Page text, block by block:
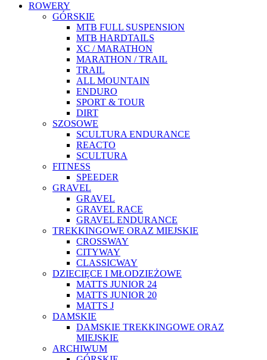
ROWERY
GÓRSKIE
MTB FULL SUSPENSION
MTB HARDTAILS
XC / MARATHON
MARATHON / TRAIL
TRAIL
ALL MOUNTAIN
ENDURO
SPORT & TOUR
DIRT
SZOSOWE
SCULTURA ENDURANCE
REACTO
SCULTURA
FITNESS
SPEEDER
GRAVEL
GRAVEL
GRAVEL RACE
GRAVEL ENDURANCE
TREKKINGOWE ORAZ MIEJSKIE
CROSSWAY
CITYWAY
CLASSICWAY
DZIECIĘCE I MŁODZIEŻOWE
MATTS JUNIOR 24
MATTS JUNIOR 20
MATTS J
DAMSKIE
DAMSKIE TREKKINGOWE ORAZ
MIEJSKIE
ARCHIWUM